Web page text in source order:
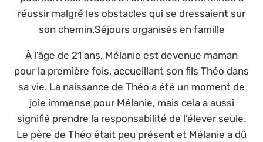
réussir malgré les obstacles qui se dressaient sur
son chemin.Séjours organisés en famille
À l’âge de 21 ans, Mélanie est devenue maman
pour la première fois, accueillant son fils Théo dans
sa vie. La naissance de Théo a été un moment de
joie immense pour Mélanie, mais cela a aussi
signifié prendre la responsabilité de l’élever seule.
Le père de Théo était peu présent et Mélanie a dû